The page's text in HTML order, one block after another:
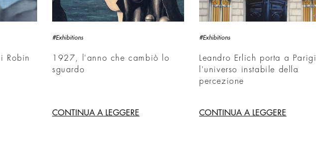
Robin
#Exhibitions
1927, l'anno che cambiò lo
sguardo
CONTINUA A LEGGERE
#Exhibitions
Leandro Erlich porta a Parigi
l'universo instabile della
percezione
CONTINUA A LEGGERE